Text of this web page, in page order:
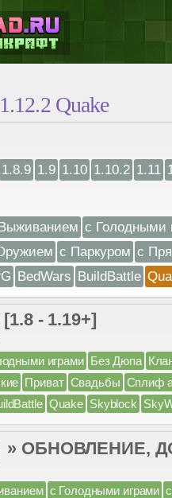
Quake
1.8.9 1.9 1.10 1.10.2 1.11
с Голодными
с Паркуром с
BedWars BuildBattle
- 1.19+]
играми Без Дюпа
Приват Свадьбы Сплиф
Quake Skyblock
» ОБНОВЛЕНИЕ,
с Голодными играми